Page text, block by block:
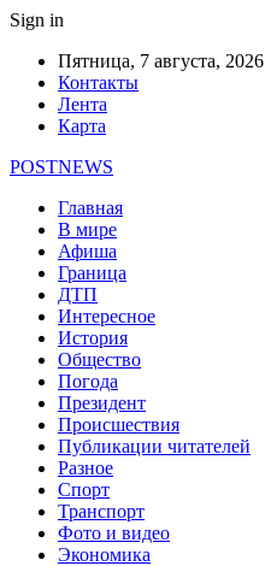
Sign in
Пятница, 7 августа, 2026
Контакты
Лента
Карта
POSTNEWS
Главная
В мире
Афиша
Граница
ДТП
Интересное
История
Общество
Погода
Президент
Происшествия
Публикации читателей
Разное
Спорт
Транспорт
Фото и видео
Экономика